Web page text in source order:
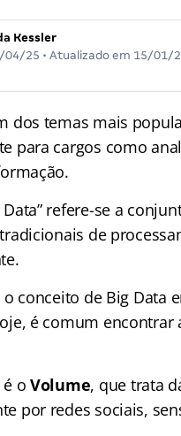
Kessler
04/25 • Atualizado em 15/01/
dos temas mais
para cargos como
Data” refere-se a
de
conceito de Big Data
é comum
é oVolume, que trata
por redes sociais,